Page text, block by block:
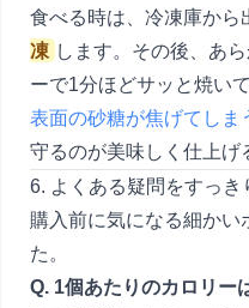
食べる時は、冷凍庫から
凍 します。その後、あ
ーで1分ほどサッと焼い
表面の砂糖が焦げてしま
守るのが美味しく仕上げ
6. よくある疑問をすっき
購入前に気になる細かい
た。
Q. 1個あたりのカロリー